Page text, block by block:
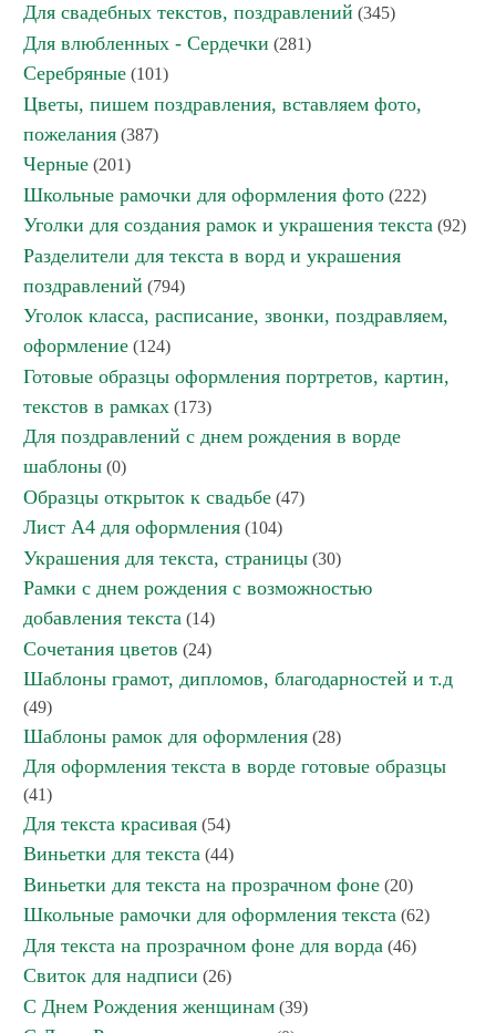
Для свадебных текстов, поздравлений (345)
Для влюбленных - Сердечки (281)
Серебряные (101)
Цветы, пишем поздравления, вставляем фото,
пожелания (387)
Черные (201)
Школьные рамочки для оформления фото (222)
Уголки для создания рамок и украшения текста (92)
Разделители для текста в ворд и украшения
поздравлений (794)
Уголок класса, расписание, звонки, поздравляем,
оформление (124)
Готовые образцы оформления портретов, картин,
текстов в рамках (173)
Для поздравлений с днем рождения в ворде
шаблоны (0)
Образцы открыток к свадьбе (47)
Лист А4 для оформления (104)
Украшения для текста, страницы (30)
Рамки с днем рождения с возможностью
добавления текста (14)
Сочетания цветов (24)
Шаблоны грамот, дипломов, благодарностей и т.д
(49)
Шаблоны рамок для оформления (28)
Для оформления текста в ворде готовые образцы
(41)
Для текста красивая (54)
Виньетки для текста (44)
Виньетки для текста на прозрачном фоне (20)
Школьные рамочки для оформления текста (62)
Для текста на прозрачном фоне для ворда (46)
Свиток для надписи (26)
С Днем Рождения женщинам (39)